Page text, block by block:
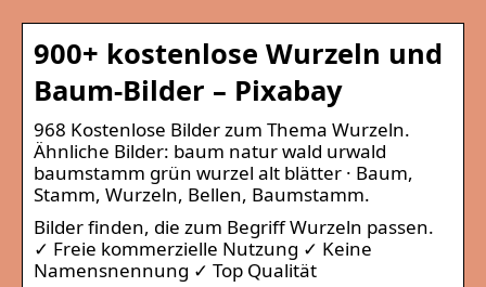
900+ kostenlose Wurzeln und
Baum-Bilder – Pixabay
968 Kostenlose Bilder zum Thema Wurzeln.
Ähnliche Bilder: baum natur wald urwald
baumstamm grün wurzel alt blätter · Baum,
Stamm, Wurzeln, Bellen, Baumstamm.
Bilder finden, die zum Begriff Wurzeln passen.
✓ Freie kommerzielle Nutzung ✓ Keine
Namensnennung ✓ Top Qualität